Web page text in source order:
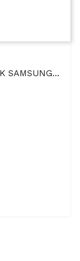
CARICATORE DA RETE PER NOTEBOOK SAMSUNG 60W 19V 3.16A 5.5x3.0MM COLORE NERO SA19316L-312 VULTECH...